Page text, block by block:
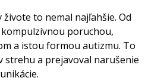
to nemal najľahšie. Od
poruchou,
a istou formou autizmu. To
strehu a prejavoval narušenie